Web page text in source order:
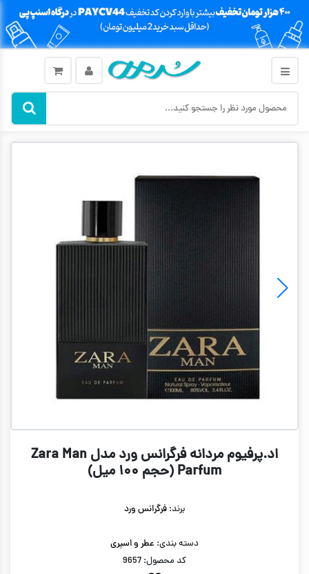
اد.پرفیوم مردانه فرگرانس ورد مدل Zara Man
Parfum (حجم ۱۰۰ میل)
برند: فرگرانس ورد
دسته بندی: عطر و اسپری
کد محصول: 9657